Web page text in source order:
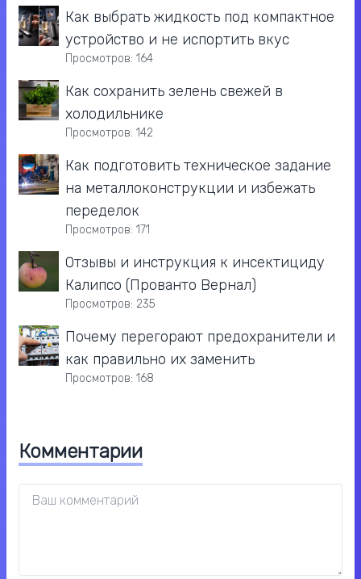
Как выбрать жидкость под компактное
устройство и не испортить вкус
Просмотров: 164
Как сохранить зелень свежей в
холодильнике
Просмотров: 142
Как подготовить техническое задание
на металлоконструкции и избежать
переделок
Просмотров: 171
Отзывы и инструкция к инсектициду
Калипсо (Прованто Вернал)
Просмотров: 235
Почему перегорают предохранители и
как правильно их заменить
Просмотров: 168
Комментарии